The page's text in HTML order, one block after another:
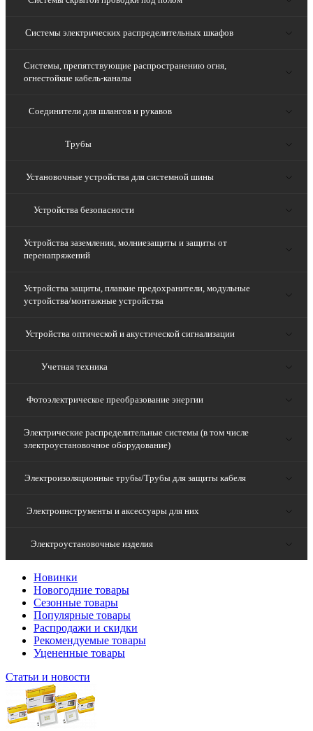
Системы электрических распределительных шкафов
Системы, препятствующие распространению огня,
огнестойкие кабель-каналы
Соединители для шлангов и рукавов
Трубы
Установочные устройства для системной шины
Устройства безопасности
Устройства заземления, молниезащиты и защиты от
перенапряжений
Устройства защиты, плавкие предохранители, модульные
устройства/монтажные устройства
Устройства оптической и акустической сигнализации
Учетная техника
Фотоэлектрическое преобразование энергии
Электрические распределительные системы (в том числе
электроустановочное оборудование)
Электроизоляционные трубы/Трубы для защиты кабеля
Электроинструменты и аксессуары для них
Электроустановочные изделия
Новинки
Новогодние товары
Сезонные товары
Популярные товары
Распродажи и скидки
Рекомендуемые товары
Уцененные товары
Статьи и новости